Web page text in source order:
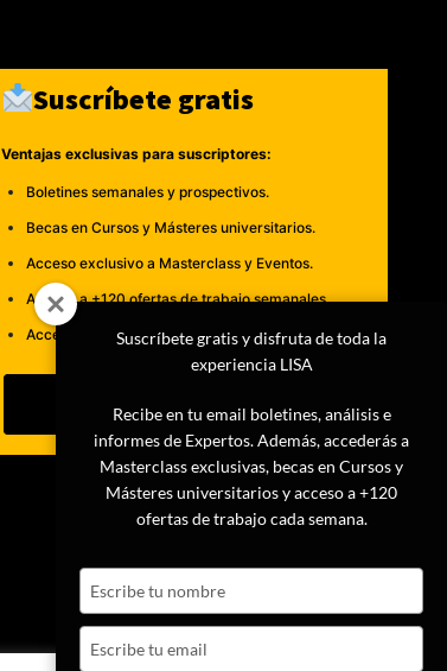
Suscríbete gratis
Ventajas exclusivas para suscriptores:
Boletines semanales y prospectivos.
Becas en Cursos y Másteres universitarios.
Acceso exclusivo a Masterclass y Eventos.
Acceso a +120 ofertas de trabajo semanales.
Acceso a LISA Comunidad y LISA Challenge.
Suscribirme
Suscríbete gratis y disfruta de toda la
experiencia LISA
Recibe en tu email boletines, análisis e
informes de Expertos. Además, accederás a
Masterclass exclusivas, becas en Cursos y
Másteres universitarios y acceso a +120
ofertas de trabajo cada semana.
name